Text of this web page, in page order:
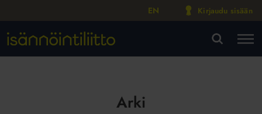
EN Kirjaudu sisään
Arki